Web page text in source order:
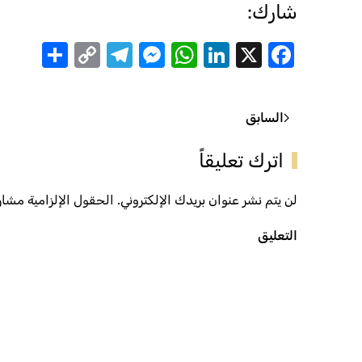
شارك:
Facebook
X
LinkedIn
WhatsApp
Messenger
Telegram
Copy
السابق
اترك تعليقاً
لن يتم نشر عنوان بريدك الإلكتروني. الحقول الإلزامية مشار
التعليق